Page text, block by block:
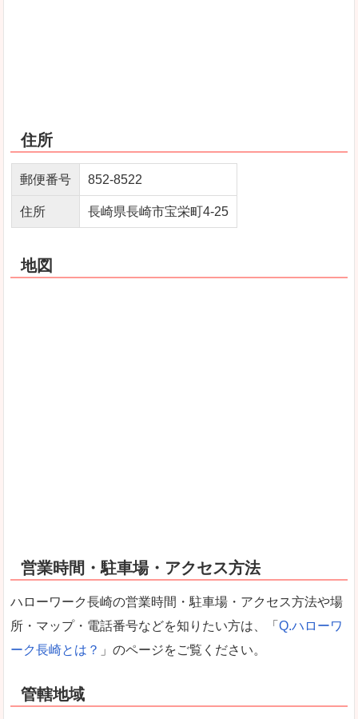
住所
郵便番号 852-8522
住所 長崎県長崎市宝栄町4-25
地図
営業時間・駐車場・アクセス方法
ハローワーク長崎の営業時間・駐車場・アクセス方法や場
所・マップ・電話番号などを知りたい方は、「 Q.ハローワ
ーク長崎とは？ 」のページをご覧ください。
管轄地域